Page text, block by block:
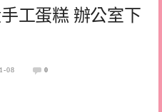
工蛋糕 辦公室下
08 0